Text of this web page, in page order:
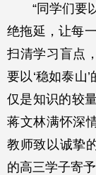
“同学们要
绝拖延，让每
扫清学习盲点
要以‘稳如泰山
仅是知识的较
蒋文林满怀深
教师致以诚挚
的高三学子寄